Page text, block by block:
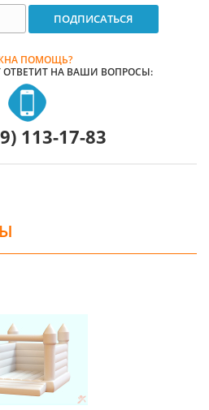
ПОМОЩЬ?
НА ВАШИ ВОПРОСЫ:
113-17-83